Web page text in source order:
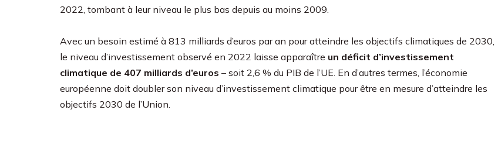
2022, tombant à leur niveau le plus bas depuis au moins 2009.
Avec un besoin estimé à 813 milliards d’euros par an pour atteindre les objectifs climatiques de 2030,
le niveau d’investissement observé en 2022 laisse apparaître un déficit d’investissement
climatique de 407 milliards d’euros – soit 2,6 % du PIB de l’UE. En d’autres termes, l’économie
européenne doit doubler son niveau d’investissement climatique pour être en mesure d’atteindre les
objectifs 2030 de l’Union.